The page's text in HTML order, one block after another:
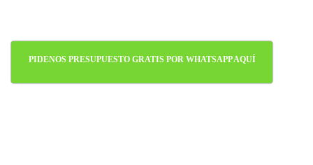
PIDENOS PRESUPUESTO GRATIS POR WHATSAPP AQUÍ